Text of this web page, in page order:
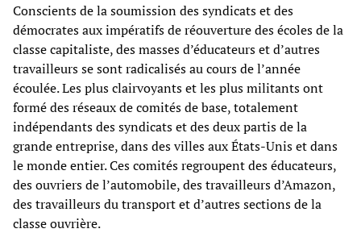
Conscients de la soumission des syndicats et des
démocrates aux impératifs de réouverture des écoles de la
classe capitaliste, des masses d’éducateurs et d’autres
travailleurs se sont radicalisés au cours de l’année
écoulée. Les plus clairvoyants et les plus militants ont
formé des réseaux de comités de base, totalement
indépendants des syndicats et des deux partis de la
grande entreprise, dans des villes aux États-Unis et dans
le monde entier. Ces comités regroupent des éducateurs,
des ouvriers de l’automobile, des travailleurs d’Amazon,
des travailleurs du transport et d’autres sections de la
classe ouvrière.